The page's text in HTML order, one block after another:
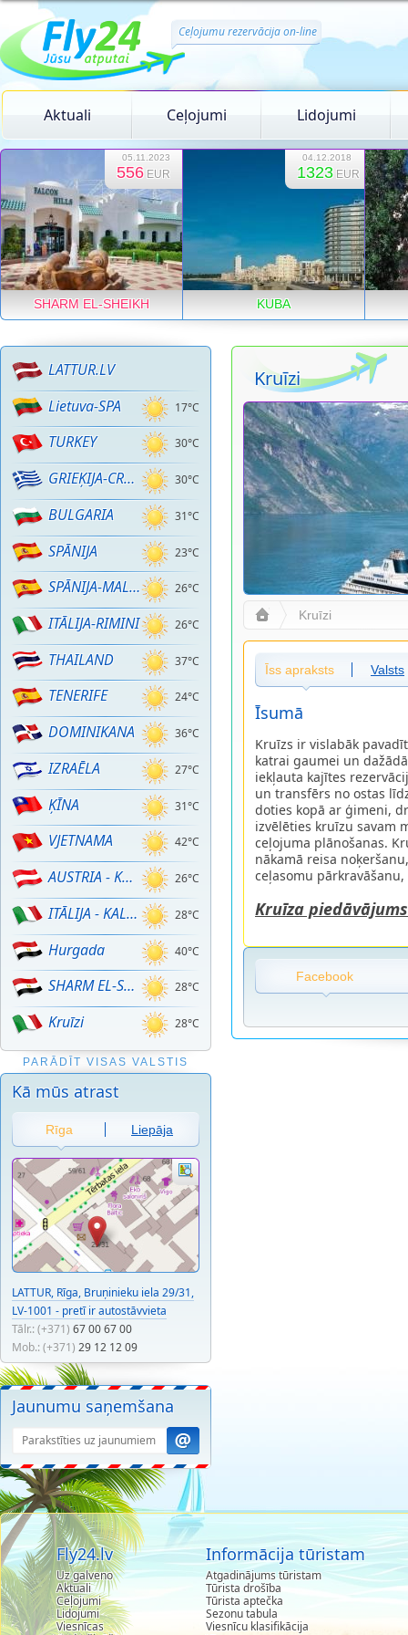
Ceļojumu rezervācija on-line
Aktuali Ceļojumi Lidojumi
05.11.2023
556 EUR
SHARM EL-SHEIKH
04.12.2018
1323 EUR
KUBA
LATTUR.LV
17°C
Lietuva-SPA
30°C
TURKEY
30°C
GRIEĶIJA-CRETE
31°C
BULGARIA
23°C
SPĀNIJA
26°C
SPĀNIJA-MALLORCA
26°C
ITĀLIJA-RIMINI
37°C
THAILAND
24°C
TENERIFE
36°C
DOMINIKANA
27°C
IZRAĒLA
31°C
ĶĪNA
42°C
VJETNAMA
26°C
AUSTRIA - KALNU SLĒPOŠANA!
28°C
ITĀLIJA - KALNU SLĒPOŠANA
40°C
Hurgada
28°C
SHARM EL-SHEIKH
28°C
Kruīzi
PARĀDĪT VISAS VALSTIS
Kā mūs atrast
Rīga Liepāja
LATTUR, Rīga, Bruņinieku iela 29/31,
LV-1001 - pretī ir autostāvvieta
Tālr.: (+371) 67 00 67 00
Mob.: (+371) 29 12 12 09
Jaunumu saņemšana
Kruīzi
Kruīzi
Īss apraksts Valsts
Īsumā
Kruīzs ir vislabāk
katrai gaumei un
iekļauta kajītes
un transfērs no ostas
doties kopā ar ģimeni,
izvēlēties kruīzu savam
ceļojuma plānošanas.
nākamā reisa
ceļasomu
Kruīza piedāvājums
Facebook
Fly24.lv
Uz galveno
Aktuali
Ceļojumi
Lidojumi
Viesnīcas
Informācija tūristam
Atgadinājums tūristam
Tūrista drošība
Tūrista aptečka
Sezonu tabula
Viesnīcu klasifikācija